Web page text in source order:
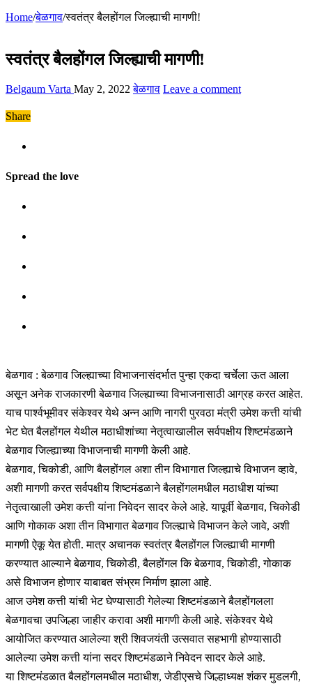
Home/बेळगाव/स्वतंत्र बैलहोंगल जिल्ह्याची मागणी!
स्वतंत्र बैलहोंगल जिल्ह्याची मागणी!
Belgaum Varta May 2, 2022 बेळगाव Leave a comment
Share
Spread the love
बेळगाव : बेळगाव जिल्ह्याच्या विभाजनासंदर्भात पुन्हा एकदा चर्चेला ऊत आला
असून अनेक राजकारणी बेळगाव जिल्ह्याच्या विभाजनासाठी आग्रह करत आहेत.
याच पार्श्वभूमीवर संकेश्वर येथे अन्न आणि नागरी पुरवठा मंत्री उमेश कत्ती यांची
भेट घेत बैलहोंगल येथील मठाधीशांच्या नेतृत्वाखालील सर्वपक्षीय शिष्टमंडळाने
बेळगाव जिल्ह्याच्या विभाजनाची मागणी केली आहे.
बेळगाव, चिकोडी, आणि बैलहोंगल अशा तीन विभागात जिल्ह्याचे विभाजन व्हावे,
अशी मागणी करत सर्वपक्षीय शिष्टमंडळाने बैलहोंगलमधील मठाधीश यांच्या
नेतृत्वाखाली उमेश कत्ती यांना निवेदन सादर केले आहे. यापूर्वी बेळगाव, चिकोडी
आणि गोकाक अशा तीन विभागात बेळगाव जिल्ह्याचे विभाजन केले जावे, अशी
मागणी ऐकू येत होती. मात्र अचानक स्वतंत्र बैलहोंगल जिल्ह्याची मागणी
करण्यात आल्याने बेळगाव, चिकोडी, बैलहोंगल कि बेळगाव, चिकोडी, गोकाक
असे विभाजन होणार याबाबत संभ्रम निर्माण झाला आहे.
आज उमेश कत्ती यांची भेट घेण्यासाठी गेलेल्या शिष्टमंडळाने बैलहोंगलला
बेळगावचा उपजिल्हा जाहीर करावा अशी मागणी केली आहे. संकेश्वर येथे
आयोजित करण्यात आलेल्या श्री शिवजयंती उत्सवात सहभागी होण्यासाठी
आलेल्या उमेश कत्ती यांना सदर शिष्टमंडळाने निवेदन सादर केले आहे.
या शिष्टमंडळात बैलहोंगलमधील मठाधीश, जेडीएसचे जिल्हाध्यक्ष शंकर मुडलगी,